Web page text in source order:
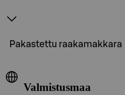
Pakastettu raakamakkara
Valmistusmaa